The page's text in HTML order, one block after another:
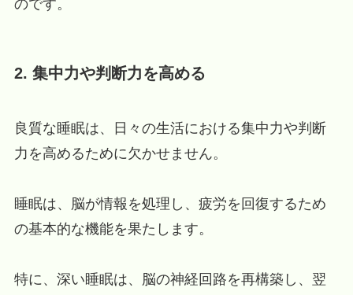
のです。
2. 集中力や判断力を高める
良質な睡眠は、日々の生活における集中力や判断
力を高めるために欠かせません。
睡眠は、脳が情報を処理し、疲労を回復するため
の基本的な機能を果たします。
特に、深い睡眠は、脳の神経回路を再構築し、翌